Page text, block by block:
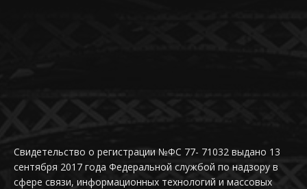
Свидетельство о регистрации №ФС 77- 71032 выдано 13
сентября 2017 года Федеральной службой по надзору в
сфере связи, информационных технологий и массовых